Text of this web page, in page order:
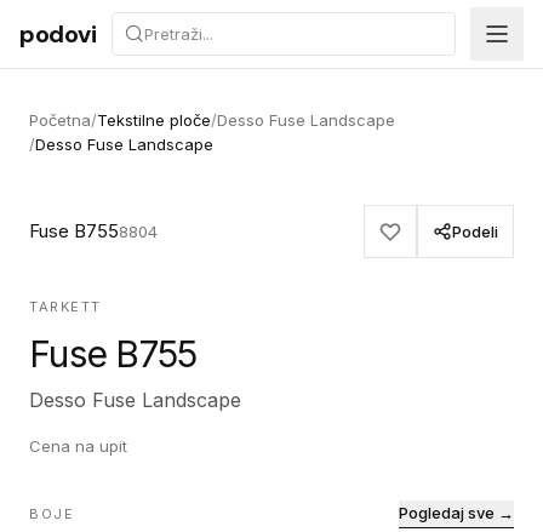
Preskoči na sadržaj
podovi
Početna/Tekstilne ploče/Desso Fuse Landscape
/Desso Fuse Landscape
Fuse B7558804 Podeli
TARKETT
Fuse B755
Desso Fuse Landscape
Cena na upit
BOJE Pogledaj sve →